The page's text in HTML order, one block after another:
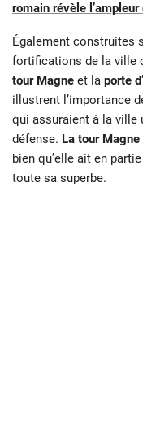
romain révèle
Également construites
fortifications de la ville
tour Magne et la porte
illustrent l’importance
qui assuraient à la ville
défense. La tour Magne
bien qu’elle ait en
toute sa superbe.